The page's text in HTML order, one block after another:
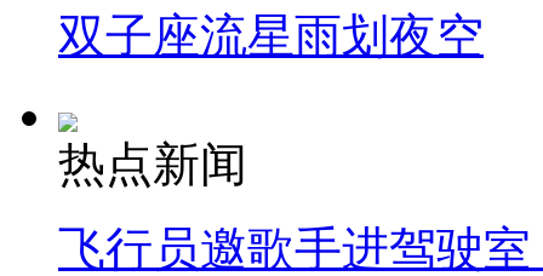
双子座流星雨划夜空
热点新闻
飞行员邀歌手进驾驶